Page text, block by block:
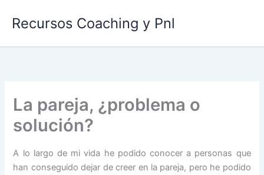
Recursos Coaching y Pnl
La pareja, ¿problema o
solución?
A lo largo de mi vida he podido conocer a personas que
han conseguido dejar de creer en la pareja, pero he podido